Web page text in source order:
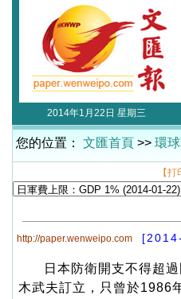
2014年1月22日 星期三
您的位置： 文匯首頁 >> 環
【打
http://paper.wenweipo.com
日本防衛開支不得超
木武夫訂立，只曾於1986